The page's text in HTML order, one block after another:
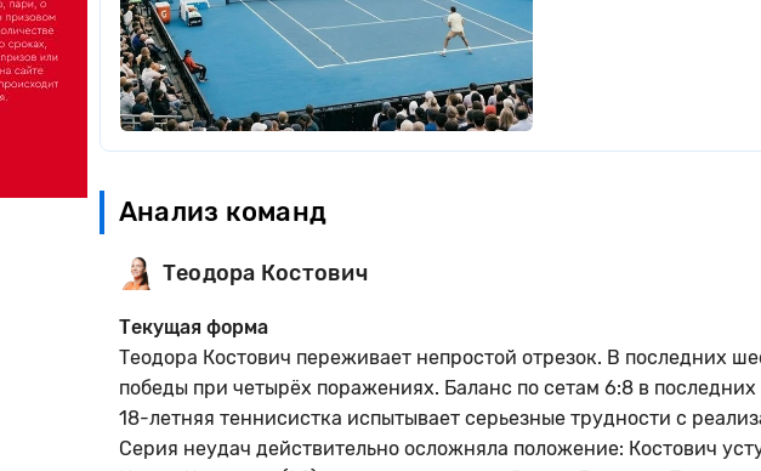
Анализ команд
Теодора Костович
Текущая форма
Теодора Костович переживает непростой отрезок. В последних
победы при четырёх поражениях. Баланс по сетам 6:8 в
18-летняя теннисистка испытывает серьезные трудности с
Серия неудач действительно осложняла положение: Костович